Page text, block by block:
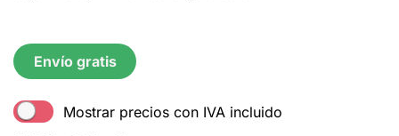
Envío gratis
Mostrar precios con IVA incluido